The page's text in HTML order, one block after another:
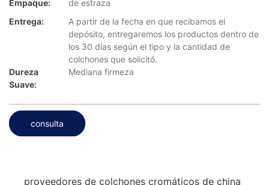
Empaque:
de estraza
Entrega:
A partir de la fecha en que recibamos el
depósito, entregaremos los productos dentro de
los 30 días según el tipo y la cantidad de
colchones que solicitó.
Dureza
Suave:
Mediana firmeza
consulta
proveedores de colchones cromáticos de china